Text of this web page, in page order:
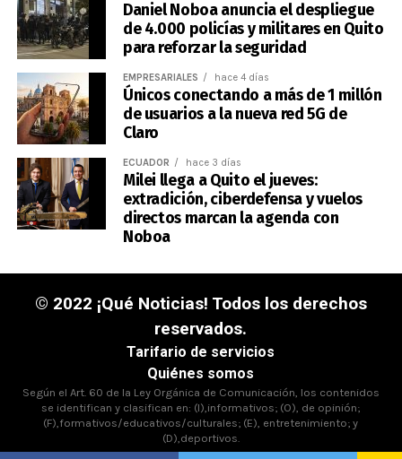
Daniel Noboa anuncia el despliegue
de 4.000 policías y militares en Quito
para reforzar la seguridad
EMPRESARIALES hace 4 días
Únicos conectando a más de 1 millón
de usuarios a la nueva red 5G de
Claro
ECUADOR hace 3 días
Milei llega a Quito el jueves:
extradición, ciberdefensa y vuelos
directos marcan la agenda con
Noboa
© 2022 ¡Qué Noticias! Todos los derechos
reservados.
Tarifario de servicios
Quiénes somos
Según el Art. 60 de la Ley Orgánica de Comunicación, los contenidos
se identifican y clasifican en: (I),informativos; (O), de opinión;
(F),formativos/educativos/culturales; (E), entretenimiento; y
(D),deportivos.